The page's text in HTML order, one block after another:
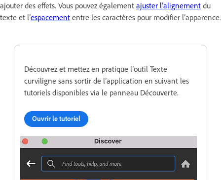
ajouter des effets. Vous pouvez également ajuster l’alignement du
texte et l’espacement entre les caractères pour modifier l’apparence.
Découvrez et mettez en pratique l’outil Texte
curviligne sans sortir de l’application en suivant les
tutoriels disponibles via le panneau Découverte.
Ouvrir le tutoriel